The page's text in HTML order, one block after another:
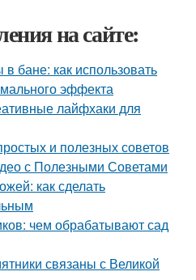
на сайте:
бане: как использовать
эффекта
лайфхаки для
и полезных советов
с Полезными Советами
как сделать
чем обрабатывают сад
связаны с Великой